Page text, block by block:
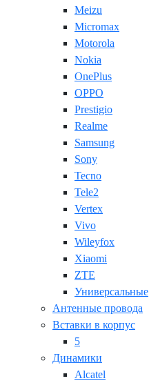
Meizu
Micromax
Motorola
Nokia
OnePlus
OPPO
Prestigio
Realme
Samsung
Sony
Tecno
Tele2
Vertex
Vivo
Wileyfox
Xiaomi
ZTE
Универсальные
Антенные провода
Вставки в корпус
5
Динамики
Alcatel